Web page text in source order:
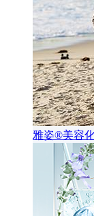
雅姿®美容